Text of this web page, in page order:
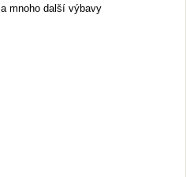
a mnoho další výbavy